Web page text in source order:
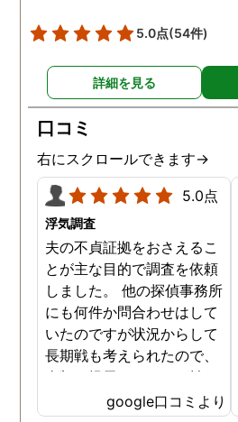
5.0点(54件)
詳細を見る
口コミ
右にスクロールできます→
5.0点
浮気調査
夫の不貞証拠をおさえるこ
とが主な目的で調査を依頼
しました。 他の探偵事務所
にも何件か問合わせはして
いたのですが状況からして
長期戦も考えられたので、
金額を提示されそれが払え
ないとそもそも相談もでき
google口コミより